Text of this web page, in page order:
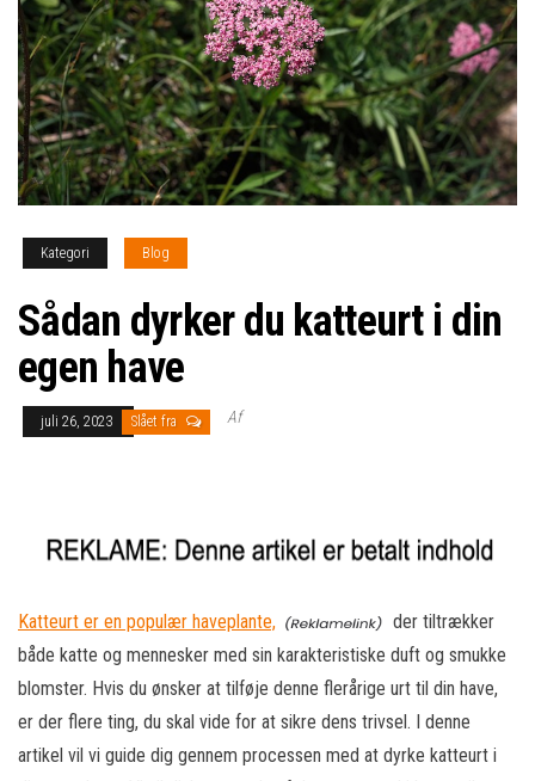
Kategori Blog
Sådan dyrker du katteurt i din
egen have
juli 26, 2023 Slået fra Af
Katteurt er en populær haveplante,
der tiltrækker
både katte og mennesker med sin karakteristiske duft og smukke
blomster. Hvis du ønsker at tilføje denne flerårige urt til din have,
er der flere ting, du skal vide for at sikre dens trivsel. I denne
artikel vil vi guide dig gennem processen med at dyrke katteurt i